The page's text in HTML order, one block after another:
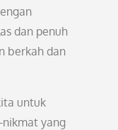
dan penuh
berkah dan
untuk
yang